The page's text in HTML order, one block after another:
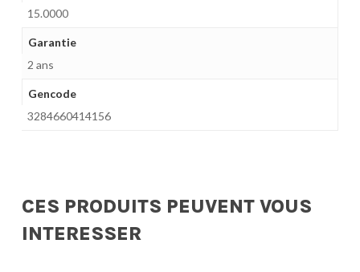
15.0000
Garantie
2 ans
Gencode
3284660414156
CES PRODUITS PEUVENT VOUS
INTERESSER